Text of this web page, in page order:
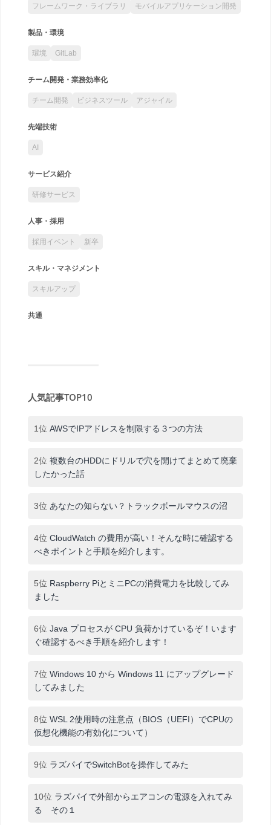
フレームワーク・ライブラリ
モバイルアプリケーション開発
製品・環境
環境 GitLab
チーム開発・業務効率化
チーム開発 ビジネスツール アジャイル
先端技術
AI
サービス紹介
研修サービス
人事・採用
採用イベント 新卒
スキル・マネジメント
スキルアップ
共通
人気記事TOP10
1位 AWSでIPアドレスを制限する３つの方法
2位 複数台のHDDにドリルで穴を開けてまとめて廃棄
したかった話
3位 あなたの知らない？トラックボールマウスの沼
4位 CloudWatch の費用が高い！そんな時に確認する
べきポイントと手順を紹介します。
5位 Raspberry PiとミニPCの消費電力を比較してみ
ました
6位 Java プロセスが CPU 負荷かけているぞ！います
ぐ確認するべき手順を紹介します！
7位 Windows 10 から Windows 11 にアップグレード
してみました
8位 WSL 2使用時の注意点（BIOS（UEFI）でCPUの
仮想化機能の有効化について）
9位 ラズパイでSwitchBotを操作してみた
10位 ラズパイで外部からエアコンの電源を入れてみ
る その１